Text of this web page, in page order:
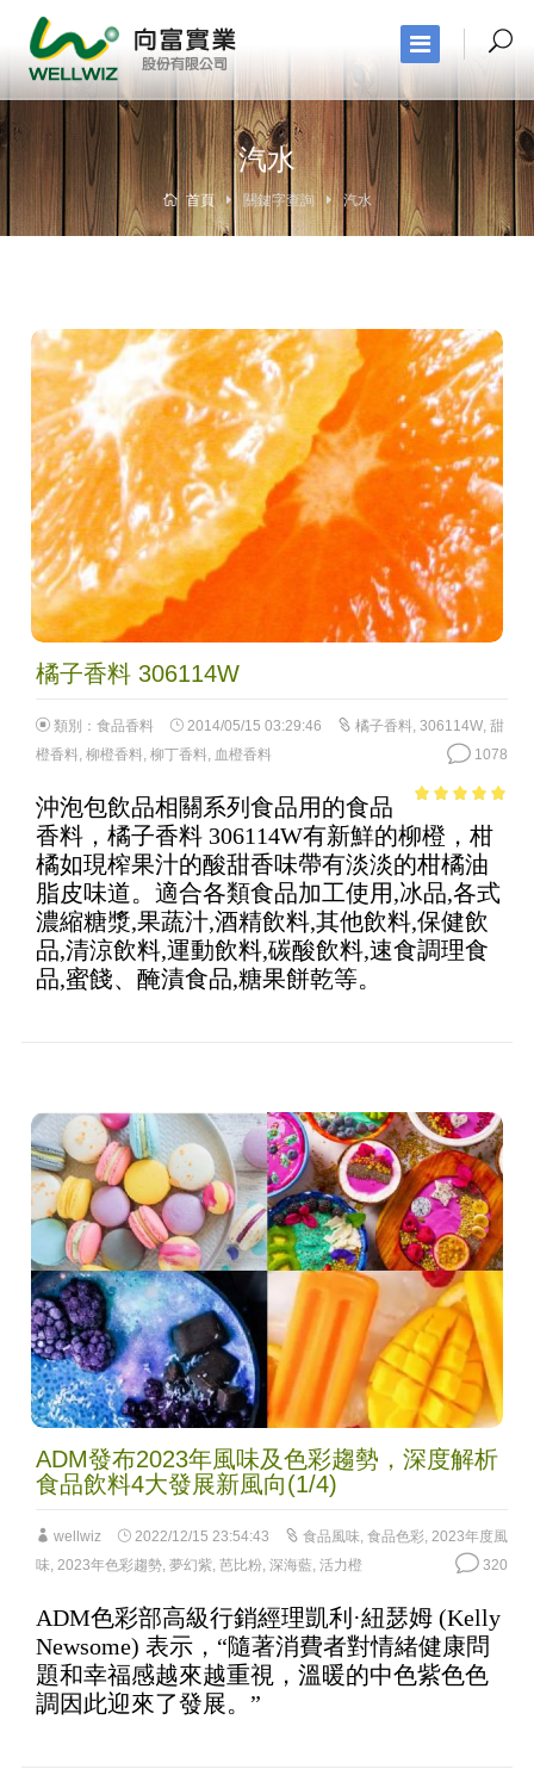
汽水
首頁 關鍵字查詢 汽水
橘子香料 306114W
類別： 食品香料 2014/05/15 03:29:46 橘子香料, 306114W, 甜
橙香料, 柳橙香料, 柳丁香料, 血橙香料 1078
5
沖泡包飲品相關系列食品用的食品
香料，橘子香料 306114W有新鮮的柳橙，柑
橘如現榨果汁的酸甜香味帶有淡淡的柑橘油
脂皮味道。適合各類食品加工使用,冰品,各式
濃縮糖漿,果蔬汁,酒精飲料,其他飲料,保健飲
品,清涼飲料,運動飲料,碳酸飲料,速食調理食
品,蜜餞、醃漬食品,糖果餅乾等。
ADM發布2023年風味及色彩趨勢，深度解析
食品飲料4大發展新風向(1/4)
wellwiz 2022/12/15 23:54:43 食品風味 食品色彩 2023年度風
味 2023年色彩趨勢, 夢幻紫, 芭比粉, 深海藍 活力橙 320
ADM色彩部高級行銷經理凱利·紐瑟姆 (Kelly
Newsome) 表示，“隨著消費者對情緒健康問
題和幸福感越來越重視，溫暖的中色紫色色
調因此迎來了發展。”